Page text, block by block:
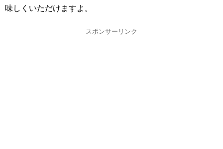
味しくいただけますよ。
スポンサーリンク